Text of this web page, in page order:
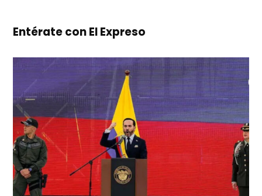
Entérate con El Expreso